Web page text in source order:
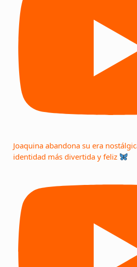
Joaquina abandona su era
identidad más divertida y feliz